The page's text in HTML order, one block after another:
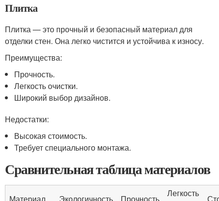
Плитка
Плитка — это прочный и безопасный материал для
отделки стен. Она легко чистится и устойчива к износу.
Преимущества:
Прочность.
Легкость очистки.
Широкий выбор дизайнов.
Недостатки:
Высокая стоимость.
Требует специального монтажа.
Сравнительная таблица материалов
Легкость